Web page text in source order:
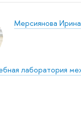
Мерсиянова
лаборатория